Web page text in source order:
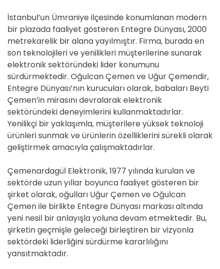
İstanbul’un Ümraniye ilçesinde konumlanan modern
bir plazada faaliyet gösteren Entegre Dünyası, 2000
metrekarelik bir alana yayılmıştır. Firma, burada en
son teknolojileri ve yenilikleri müşterilerine sunarak
elektronik sektöründeki lider konumunu
sürdürmektedir. Oğulcan Çemen ve Uğur Çemendir,
Entegre Dünyası’nın kurucuları olarak, babaları Beyti
Çemen’in mirasını devralarak elektronik
sektöründeki deneyimlerini kullanmaktadırlar.
Yenilikçi bir yaklaşımla, müşterilere yüksek teknoloji
ürünleri sunmak ve ürünlerin özelliklerini sürekli olarak
geliştirmek amacıyla çalışmaktadırlar.
Çemenardagül Elektronik, 1977 yılında kurulan ve
sektörde uzun yıllar boyunca faaliyet gösteren bir
şirket olarak, oğulları Uğur Çemen ve Oğulcan
Çemen ile birlikte Entegre Dünyası markası altında
yeni nesil bir anlayışla yoluna devam etmektedir. Bu,
şirketin geçmişle geleceği birleştiren bir vizyonla
sektördeki liderliğini sürdürme kararlılığını
yansıtmaktadır.